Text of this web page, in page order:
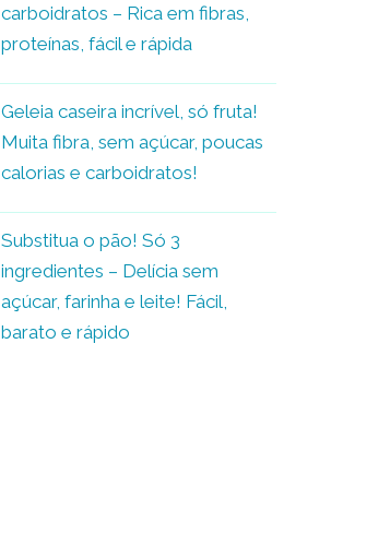
carboidratos – Rica em fibras,
proteínas, fácil e rápida
Geleia caseira incrível, só fruta!
Muita fibra, sem açúcar, poucas
calorias e carboidratos!
Substitua o pão! Só 3
ingredientes – Delícia sem
açúcar, farinha e leite! Fácil,
barato e rápido